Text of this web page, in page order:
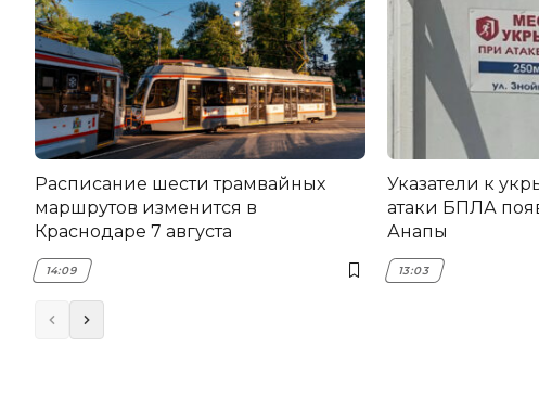
Расписание шести трамвайных
маршрутов изменится в
Краснодаре 7 августа
14:09
Указатели к
атаки БПЛА
Анапы
13:03